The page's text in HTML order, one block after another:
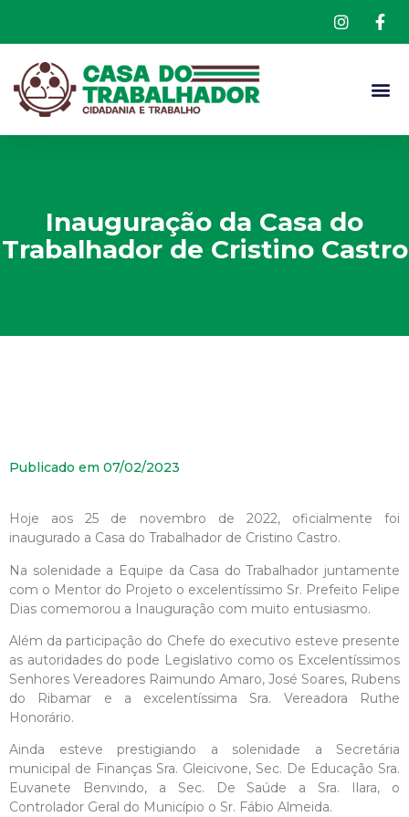
Inauguração da Casa do
Trabalhador de Cristino Castro
Publicado em 07/02/2023
Hoje aos 25 de novembro de 2022, oficialmente foi
inaugurado a Casa do Trabalhador de Cristino Castro.
Na solenidade a Equipe da Casa do Trabalhador juntamente
com o Mentor do Projeto o excelentíssimo Sr. Prefeito Felipe
Dias comemorou a Inauguração com muito entusiasmo.
Além da participação do Chefe do executivo esteve presente
as autoridades do pode Legislativo como os Excelentíssimos
Senhores Vereadores Raimundo Amaro, José Soares, Rubens
do Ribamar e a excelentíssima Sra. Vereadora Ruthe
Honorário.
Ainda esteve prestigiando a solenidade a Secretária
municipal de Finanças Sra. Gleicivone, Sec. De Educação Sra.
Euvanete Benvindo, a Sec. De Saúde a Sra. Ilara, o
Controlador Geral do Município o Sr. Fábio Almeida.